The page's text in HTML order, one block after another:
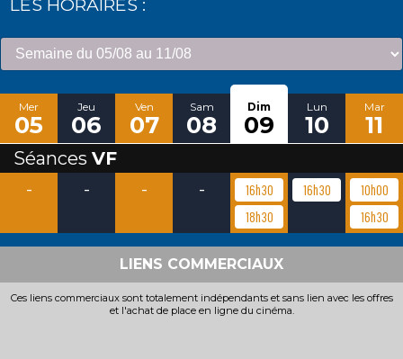
Mer
05
Jeu
06
Ven
07
Sam
08
Dim
09
Lun
10
Mar
11
Séances VF
-
- - -
16h30
18h30
16h30
10h00
16h30
LIENS COMMERCIAUX
Ces liens commerciaux sont totalement indépendants et sans lien avec les offres
et l'achat de place en ligne du cinéma.